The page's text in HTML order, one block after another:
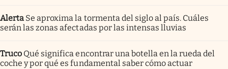
Alerta Se aproxima la tormenta del siglo al país. Cuáles
serán las zonas afectadas por las intensas lluvias
Truco Qué significa encontrar una botella en la rueda del
coche y por qué es fundamental saber cómo actuar